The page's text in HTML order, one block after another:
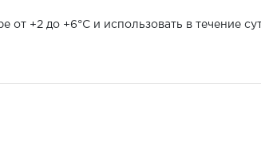
от +2 до +6°С и использовать в течение